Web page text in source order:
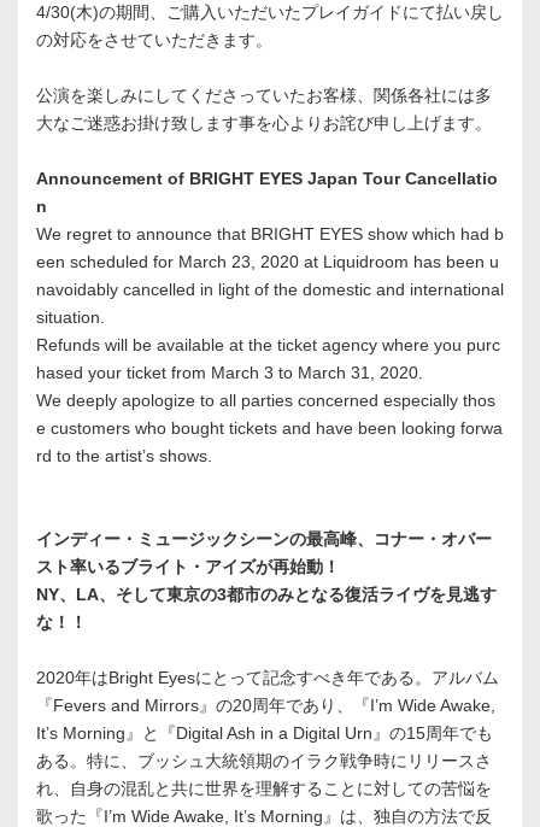
4/30(木)の期間、ご購入いただいたプレイガイドにて払い戻し
の対応をさせていただきます。
公演を楽しみにしてくださっていたお客様、関係各社には多
大なご迷惑お掛け致します事を心よりお詫び申し上げます。
Announcement of BRIGHT EYES Japan Tour Cancellatio
n
We regret to announce that BRIGHT EYES show which had b
een scheduled for March 23, 2020 at Liquidroom has been u
navoidably cancelled in light of the domestic and international
situation.
Refunds will be available at the ticket agency where you purc
hased your ticket from March 3 to March 31, 2020.
We deeply apologize to all parties concerned especially thos
e customers who bought tickets and have been looking forwa
rd to the artist’s shows.
インディー・ミュージックシーンの最高峰、コナー・オバー
スト率いるブライト・アイズが再始動！
NY、LA、そして東京の3都市のみとなる復活ライヴを見逃す
な！！
2020年はBright Eyesにとって記念すべき年である。アルバム
『Fevers and Mirrors』の20周年であり、『I’m Wide Awake,
It’s Morning』と『Digital Ash in a Digital Urn』の15周年でも
ある。特に、ブッシュ大統領期のイラク戦争時にリリースさ
れ、自身の混乱と共に世界を理解することに対しての苦悩を
歌った『I’m Wide Awake, It’s Morning』は、独自の方法で反